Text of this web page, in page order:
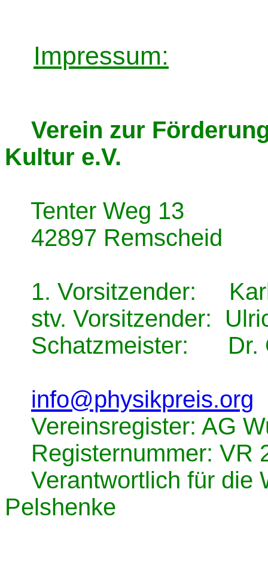
Impressum:
Verein zur
Kultur e.V.
Tenter Weg 13
42897 Remscheid
1. Vorsitzender:
stv. Vorsitzender:
Schatzmeister: Dr.
info@physikpreis.org
Vereinsregister: AG
Registernummer: VR
Verantwortlich für die
Pelshenke